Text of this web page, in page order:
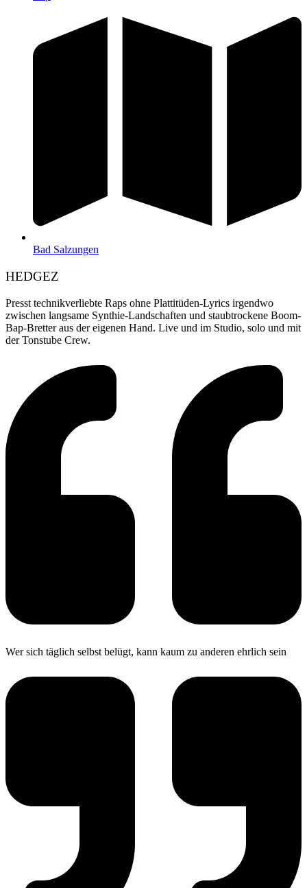
Bad Salzungen
HEDGEZ
Presst technikverliebte Raps ohne Plattitüden-Lyrics irgendwo
zwischen langsame Synthie-Landschaften und staubtrockene Boom-
Bap-Bretter aus der eigenen Hand. Live und im Studio, solo und mit
der Tonstube Crew.
Wer sich täglich selbst belügt, kann kaum zu anderen ehrlich sein